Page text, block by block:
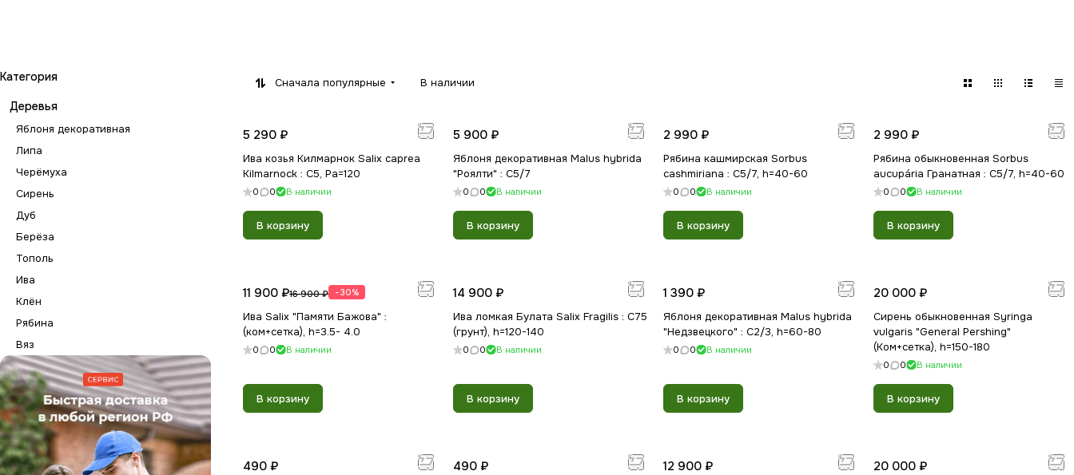
Сначала популярные В наличии
5 290 ₽
Ива козья Килмарнок Salix caprea
Kilmarnock : С5, Pa=120
0 0 В наличии
В корзину
5 900 ₽
Яблоня декоративная Malus hybrida
"Роялти" : C5/7
0 0 В наличии
В корзину
2 990 ₽
Рябина кашмирская Sorbus
cashmiriana : С5/7, h=40-60
0 0 В наличии
В корзину
2 990 ₽
Рябина обыкновенная Sorbus
aucupária Гранатная : С5/7, h=40-60
0 0 В наличии
В корзину
11 900 ₽16 900 ₽ -30%
Ива Salix "Памяти Бажова" :
(ком+сетка), h=3.5- 4.0
0 0 В наличии
В корзину
14 900 ₽
Ива ломкая Булата Salix Fragilis : С75
(грунт), h=120-140
0 0 В наличии
В корзину
1 390 ₽
Яблоня декоративная Malus hybrida
"Недзвецкого" : C2/3, h=60-80
0 0 В наличии
В корзину
20 000 ₽
Сирень обыкновенная Syringa
vulgaris "General Pershing"
(Ком+сетка), h=150-180
0 0 В наличии
В корзину
490 ₽ 490 ₽ 12 900 ₽ 20 000 ₽
Категория
Деревья
Яблоня декоративная
Липа
Черёмуха
Сирень
Дуб
Берёза
Тополь
Ива
Клён
Рябина
Вяз